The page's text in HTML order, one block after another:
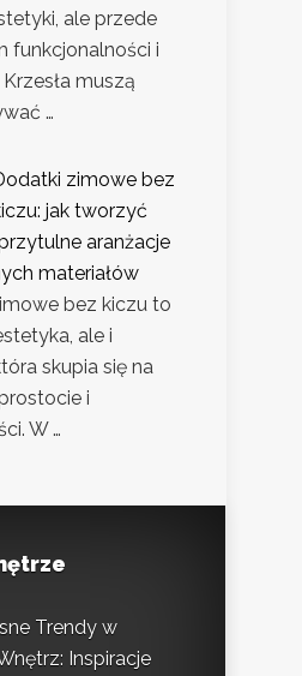
ale przede
funkcjonalności i
muszą
…
zimowe bez
jak tworzyć
aranżacje
materiałów
bez kiczu to
ale i
skupia się na
i
W …
Trendy w
Inspiracje